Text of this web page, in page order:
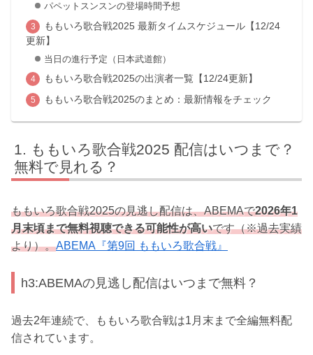
パペットスンスンの登場時間予想
ももいろ歌合戦2025 最新タイムスケジュール【12/24
更新】
当日の進行予定（日本武道館）
ももいろ歌合戦2025の出演者一覧【12/24更新】
ももいろ歌合戦2025のまとめ：最新情報をチェック
ももいろ歌合戦2025 配信はいつまで？
無料で見れる？
ももいろ歌合戦2025の見逃し配信は、ABEMAで2026年1
月末頃まで無料視聴できる可能性が高いです（※過去実績
より）。ABEMA『第9回 ももいろ歌合戦』
h3:ABEMAの見逃し配信はいつまで無料？
過去2年連続で、ももいろ歌合戦は1月末まで全編無料配
信されています。